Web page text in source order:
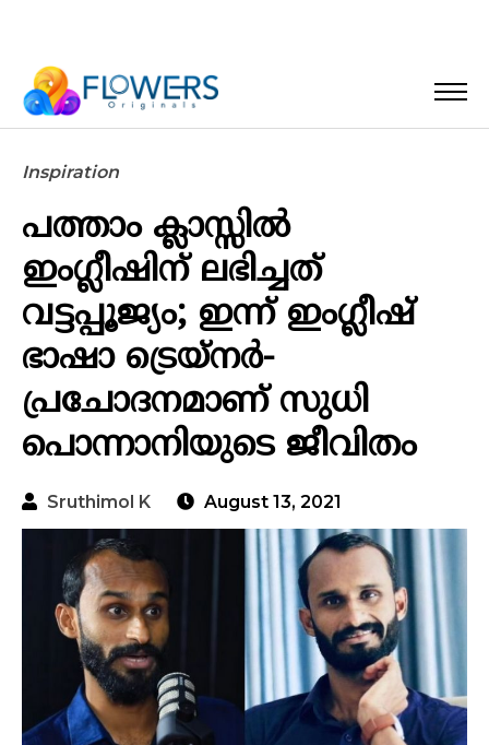
Inspiration
പത്താം ക്ലാസ്സിൽ
ഇംഗ്ലീഷിന് ലഭിച്ചത്
വട്ടപ്പൂജ്യം; ഇന്ന് ഇംഗ്ലീഷ്
ഭാഷാ ട്രെയ്നർ-
പ്രചോദനമാണ് സുധി
പൊന്നാനിയുടെ ജീവിതം
Sruthimol K August 13, 2021